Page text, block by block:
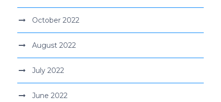
October 2022
August 2022
July 2022
June 2022